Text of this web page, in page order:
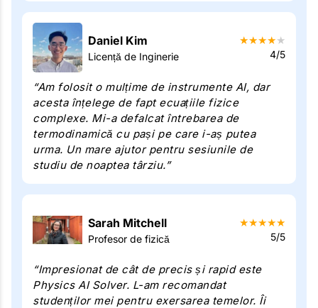
Daniel Kim
Licență de Inginerie
★★★★★
4/5
“Am folosit o mulțime de instrumente AI, dar
acesta înțelege de fapt ecuațiile fizice
complexe. Mi-a defalcat întrebarea de
termodinamică cu pași pe care i-aș putea
urma. Un mare ajutor pentru sesiunile de
studiu de noaptea târziu.”
Sarah Mitchell
Profesor de fizică
★★★★★
5/5
“Impresionat de cât de precis și rapid este
Physics AI Solver. L-am recomandat
studenților mei pentru exersarea temelor. Îi